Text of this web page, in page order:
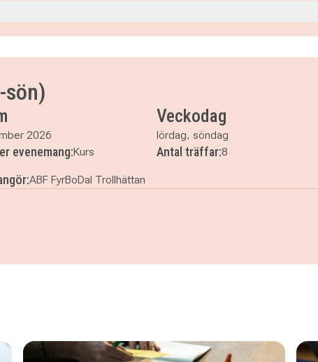
sön)
2026
Veckodag
lördag, söndag
evenemang:Kurs Antal träffar:8
ABF FyrBoDal Trollhättan
sön)